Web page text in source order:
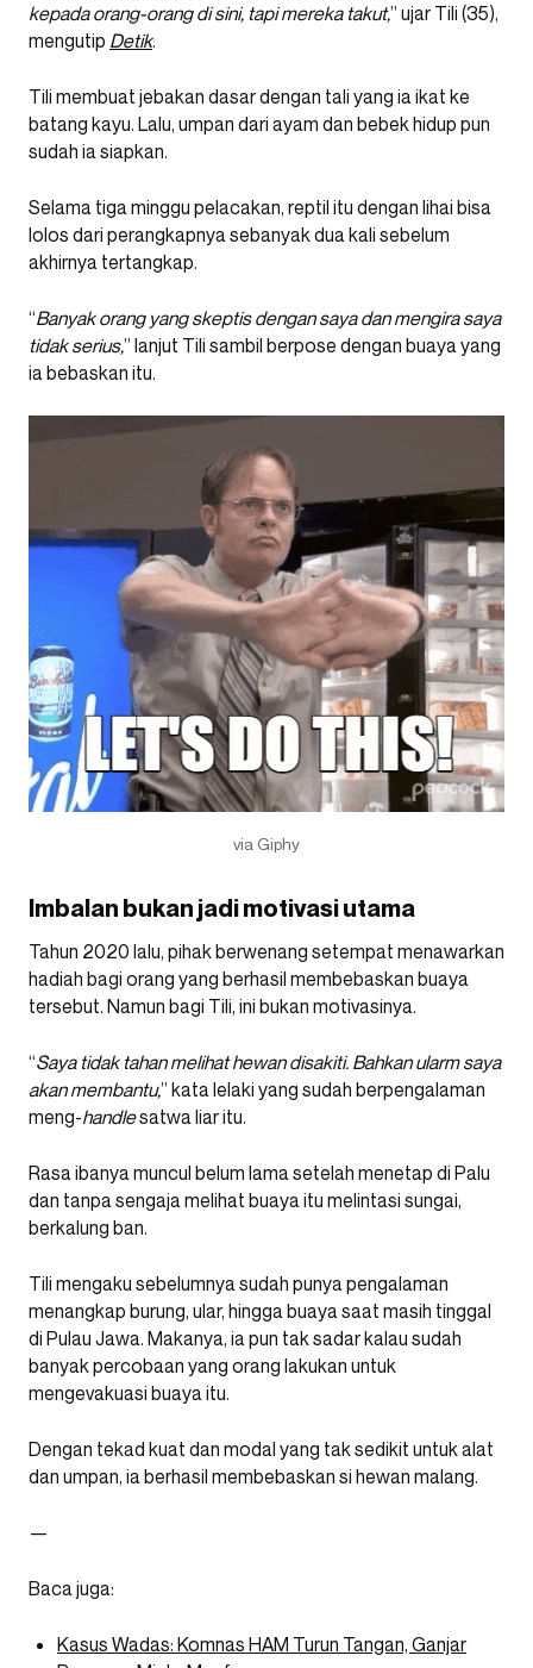
kepada orang-orang di sini, tapi mereka takut,” ujar Tili (35),
mengutip Detik.
Tili membuat jebakan dasar dengan tali yang ia ikat ke
batang kayu. Lalu, umpan dari ayam dan bebek hidup pun
sudah ia siapkan.
Selama tiga minggu pelacakan, reptil itu dengan lihai bisa
lolos dari perangkapnya sebanyak dua kali sebelum
akhirnya tertangkap.
“Banyak orang yang skeptis dengan saya dan mengira saya
tidak serius,” lanjut Tili sambil berpose dengan buaya yang
ia bebaskan itu.
via Giphy
Imbalan bukan jadi motivasi utama
Tahun 2020 lalu, pihak berwenang setempat menawarkan
hadiah bagi orang yang berhasil membebaskan buaya
tersebut. Namun bagi Tili, ini bukan motivasinya.
“Saya tidak tahan melihat hewan disakiti. Bahkan ularm saya
akan membantu,” kata lelaki yang sudah berpengalaman
meng-handlesatwa liar itu.
Rasa ibanya muncul belum lama setelah menetap di Palu
dan tanpa sengaja melihat buaya itu melintasi sungai,
berkalung ban.
Tili mengaku sebelumnya sudah punya pengalaman
menangkap burung, ular, hingga buaya saat masih tinggal
di Pulau Jawa. Makanya, ia pun tak sadar kalau sudah
banyak percobaan yang orang lakukan untuk
mengevakuasi buaya itu.
Dengan tekad kuat dan modal yang tak sedikit untuk alat
dan umpan, ia berhasil membebaskan si hewan malang.
—
Baca juga:
Kasus Wadas: Komnas HAM Turun Tangan, Ganjar